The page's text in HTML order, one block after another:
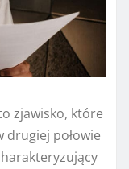
zjawisko, które
drugiej połowie